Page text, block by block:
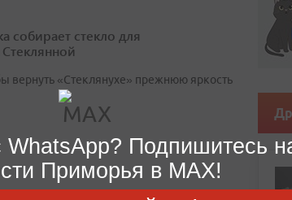
собирает стекло для
вернуть «Стеклянухе» прежнюю яркость
Подпишитесь
Приморья в MAX!